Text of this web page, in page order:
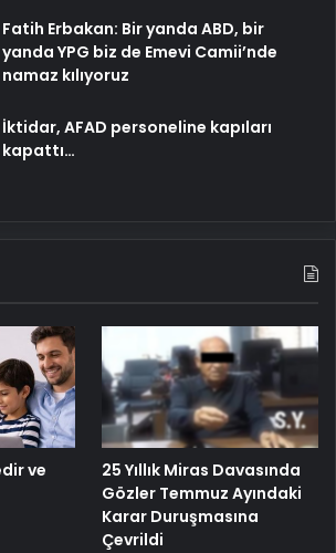
Fatih Erbakan: Bir yanda ABD, bir
yanda YPG biz de Emevi Camii’nde
namaz kılıyoruz
İktidar, AFAD personeline kapıları
kapattı…
ve
25 Yıllık Miras Davasında
Gözler Temmuz Ayındaki
Karar Duruşmasına
Çevrildi